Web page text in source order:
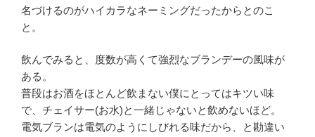
名づけるのがハイカラなネーミングだったからとのこ
と。
飲んでみると、度数が高くて強烈なブランデーの風味が
ある。
普段はお酒をほとんど飲まない僕にとってはキツい味
で、チェイサー(お水)と一緒じゃないと飲めないほど。
電気ブランは電気のようにしびれる味だから、と勘違い